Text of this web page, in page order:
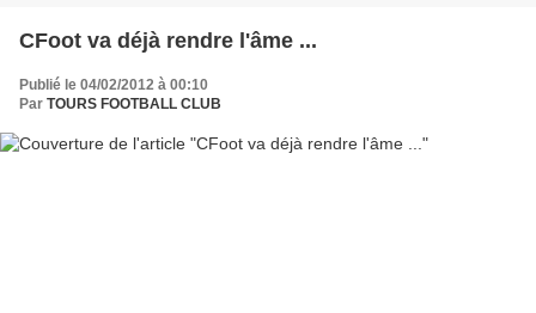
CFoot va déjà rendre l'âme ...
Publié le 04/02/2012 à 00:10
Par TOURS FOOTBALL CLUB